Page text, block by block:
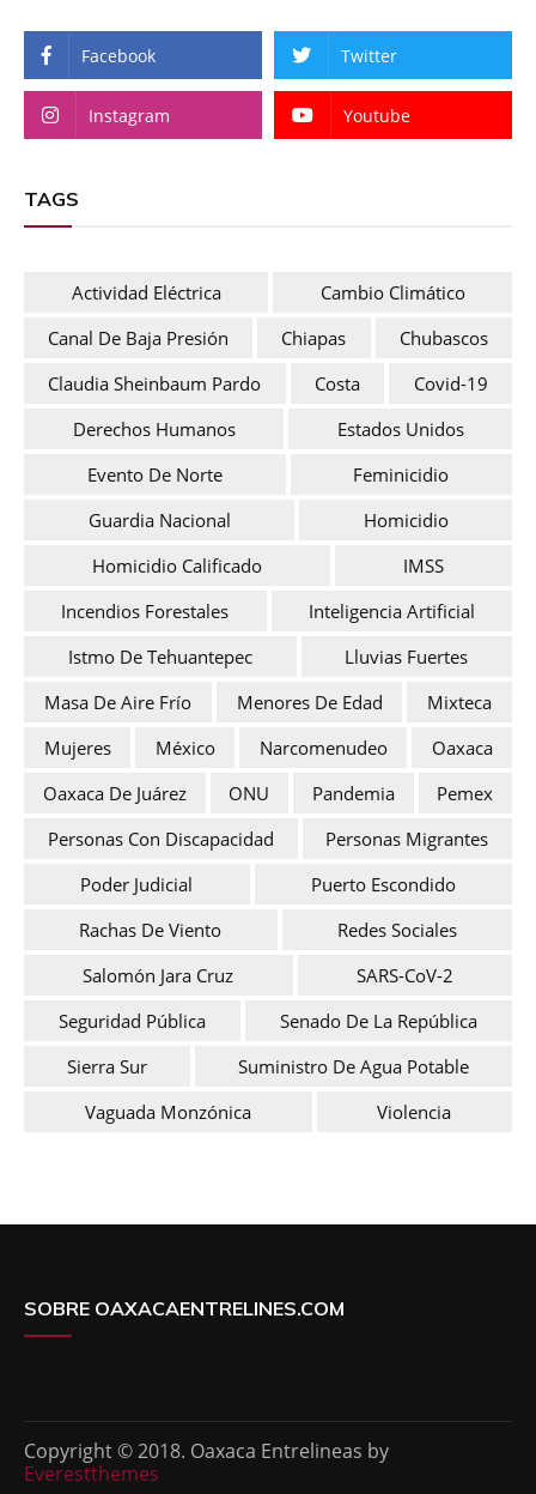
Facebook Twitter
Instagram Youtube
TAGS
Actividad Eléctrica
Cambio Climático
Canal De Baja Presión
Chiapas
Chubascos
Claudia Sheinbaum Pardo
Costa
Covid-19
Derechos Humanos
Estados Unidos
Evento De Norte
Feminicidio
Guardia Nacional
Homicidio
Homicidio Calificado
IMSS
Incendios Forestales
Inteligencia Artificial
Istmo De Tehuantepec
Lluvias Fuertes
Masa De Aire Frío
Menores De Edad
Mixteca
Mujeres
México Narcomenudeo
Oaxaca
Oaxaca De Juárez
ONU Pandemia
Pemex
Personas Con Discapacidad
Personas Migrantes
Poder Judicial
Puerto Escondido
Rachas De Viento
Redes Sociales
Salomón Jara Cruz
SARS-CoV-2
Seguridad Pública
Senado De La República
Sierra Sur
Suministro De Agua Potable
Vaguada Monzónica
Violencia
SOBRE OAXACAENTRELINES.COM
Copyright © 2018. Oaxaca Entrelineas by
Everestthemes